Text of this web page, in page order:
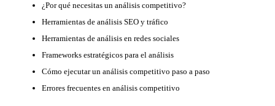
¿Por qué necesitas un análisis competitivo?
Herramientas de análisis SEO y tráfico
Herramientas de análisis en redes sociales
Frameworks estratégicos para el análisis
Cómo ejecutar un análisis competitivo paso a paso
Errores frecuentes en análisis competitivo